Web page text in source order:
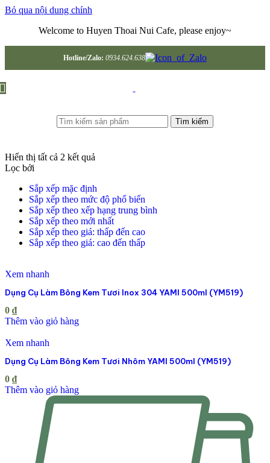
Bỏ qua nội dung chính
Welcome to Huyen Thoai Nui Cafe, please enjoy~
Hotline/Zalo: 0934.624.638
Tìm kiếm
Hiển thị tất cả 2 kết quả
Lọc bởi
Sắp xếp mặc định
Sắp xếp theo mức độ phổ biến
Sắp xếp theo xếp hạng trung bình
Sắp xếp theo mới nhất
Sắp xếp theo giá: thấp đến cao
Sắp xếp theo giá: cao đến thấp
Xem nhanh
Dụng Cụ Làm Bông Kem Tươi Inox 304 YAMI 500ml (YM519)
0 ₫
Thêm vào giỏ hàng
Xem nhanh
Dụng Cụ Làm Bông Kem Tươi Nhôm YAMI 500ml (YM519)
0 ₫
Thêm vào giỏ hàng